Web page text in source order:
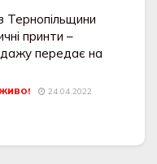
Тернопільщини
принти –
передає на
24.04.2022